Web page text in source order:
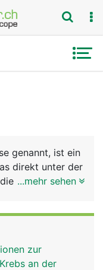
genannt, ist ein
direkt unter der
Harnröhre
...mehr sehen
zur
an der